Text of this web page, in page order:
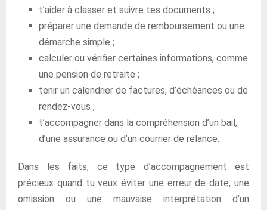
t’aider à classer et suivre tes documents ;
préparer une demande de remboursement ou une
démarche simple ;
calculer ou vérifier certaines informations, comme
une pension de retraite ;
tenir un calendrier de factures, d’échéances ou de
rendez-vous ;
t’accompagner dans la compréhension d’un bail,
d’une assurance ou d’un courrier de relance.
Dans les faits, ce type d’accompagnement est
précieux quand tu veux éviter une erreur de date, une
omission ou une mauvaise interprétation d’un